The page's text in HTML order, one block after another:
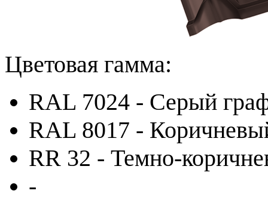
Цветовая гамма:
RAL 7024 - Серый
RAL 8017 -
RR 32 - Темно-
-